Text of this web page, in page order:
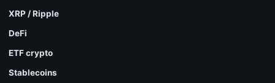
XRP / Ripple
DeFi
ETF crypto
Stablecoins